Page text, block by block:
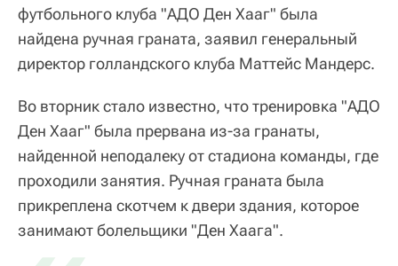
футбольного клуба "АДО Ден Хааг" была
найдена ручная граната, заявил генеральный
директор голландского клуба Маттейс Мандерс.
Во вторник стало известно, что тренировка "АДО
Ден Хааг" была прервана из-за гранаты,
найденной неподалеку от стадиона команды, где
проходили занятия. Ручная граната была
прикреплена скотчем к двери здания, которое
занимают болельщики "Ден Хаага".